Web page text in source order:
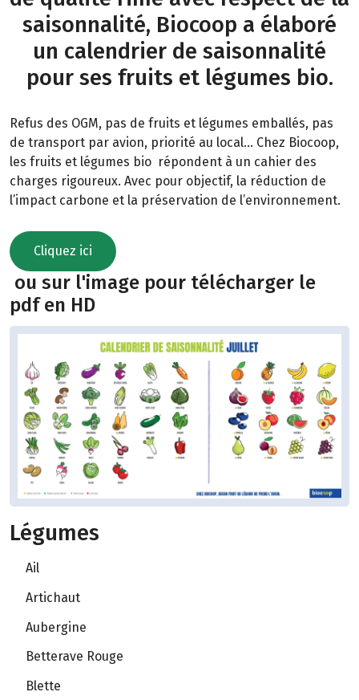
saisonnalité, Biocoop a élaboré
un calendrier de saisonnalité
pour ses fruits et légumes bio.
Refus des OGM, pas de fruits et légumes emballés, pas
de transport par avion, priorité au local… Chez Biocoop,
les fruits et légumes bio répondent à un cahier des
charges rigoureux. Avec pour objectif, la réduction de
l’impact carbone et la préservation de l’environnement.
Cliquez ici
ou sur l'image pour télécharger le
pdf en HD
Légumes
Ail
Artichaut
Aubergine
Betterave Rouge
Blette